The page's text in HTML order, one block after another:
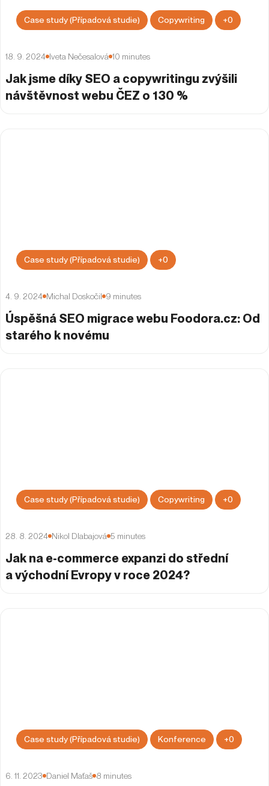
18. 9. 2024 Iveta Nečesalová 10 minutes
Jak jsme díky SEO a copywritingu zvýšili
návštěvnost webu ČEZ o 130 %
Case study (Případová studie) Copywriting +0
4. 9. 2024 Michal Doskočil 9 minutes
Úspěšná SEO migrace webu Foodora.cz: Od
starého k novému
Case study (Případová studie) +0
28. 8. 2024 Nikol Dlabajová 5 minutes
Jak na e-commerce expanzi do střední
a východní Evropy v roce 2024?
Case study (Případová studie) Copywriting +0
6. 11. 2023 Daniel Maťaš 8 minutes
Case study (Případová studie) Konference +0